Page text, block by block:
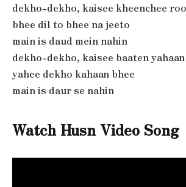
dekho-dekho, kaisee kheenchee
bhee dil to bhee na jeeto
main is daud mein nahin
dekho-dekho, kaisee baaten
yahee dekho kahaan bhee
main is daur se nahin
Watch Husn Video Song